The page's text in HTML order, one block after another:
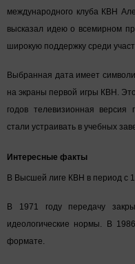
международного клуба КВН
высказал идею о всемирном
широкую поддержку среди
Выбранная дата имеет
на экраны первой игры КВН.
годов телевизионная
стали устраивать в учебных
Интересные факты
В Высшей лиге КВН в период с
В 1971 году передачу
идеологические нормы. В
формате.